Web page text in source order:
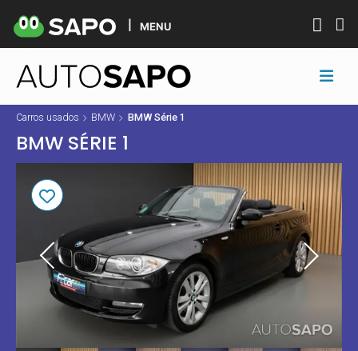
MENU
Carros usados BMW BMW Série 1
BMW SÉRIE 1